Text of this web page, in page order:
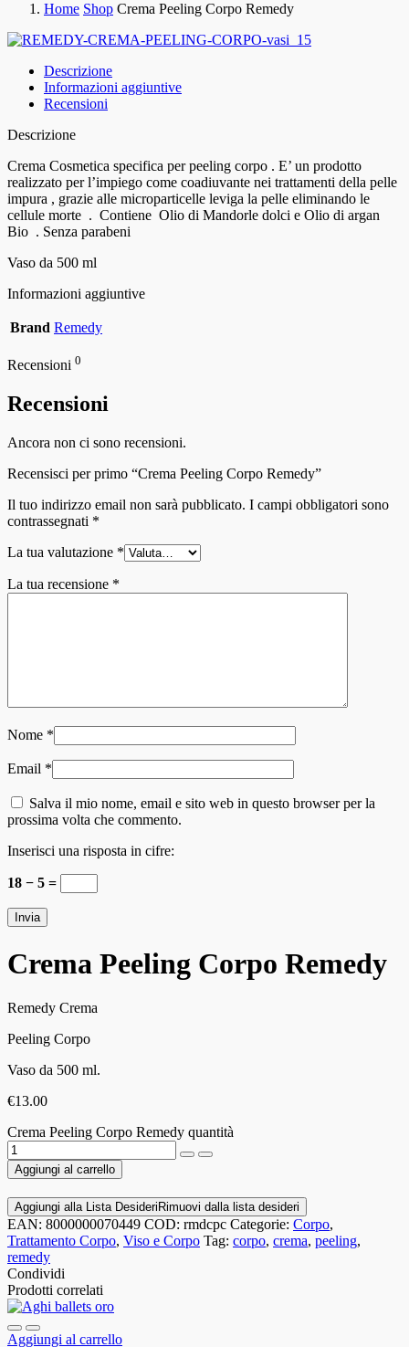
Home Shop Crema Peeling Corpo Remedy
Descrizione
Informazioni aggiuntive
Recensioni
Descrizione
Crema Cosmetica specifica per peeling corpo . E’ un prodotto
realizzato per l’impiego come coadiuvante nei trattamenti della pelle
impura , grazie alle microparticelle leviga la pelle eliminando le
cellule morte . Contiene Olio di Mandorle dolci e Olio di argan
Bio . Senza parabeni
Vaso da 500 ml
Informazioni aggiuntive
Brand Remedy
Recensioni 0
Recensioni
Ancora non ci sono recensioni.
Recensisci per primo “Crema Peeling Corpo Remedy”
Il tuo indirizzo email non sarà pubblicato. I campi obbligatori sono
contrassegnati *
La tua valutazione *
La tua recensione *
Nome *
Email *
Salva il mio nome, email e sito web in questo browser per la
prossima volta che commento.
Inserisci una risposta in cifre:
18 − 5 =
Crema Peeling Corpo Remedy
Remedy Crema
Peeling Corpo
Vaso da 500 ml.
€13.00
Crema Peeling Corpo Remedy quantità
Aggiungi al carrello
Aggiungi alla Lista Desideri Rimuovi dalla lista desideri
EAN: 8000000070449 COD: rmdcpc Categorie: Corpo,
Trattamento Corpo, Viso e Corpo Tag: corpo, crema, peeling,
remedy
Condividi
Prodotti correlati
Aggiungi al carrello